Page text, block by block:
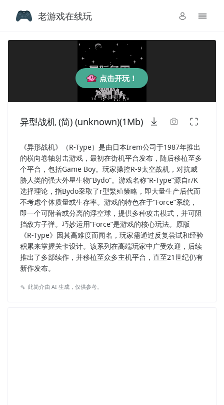
点击开玩！
异型战机 (简) (unknown)(1Mb)
《异形战机》（R-Type）是由日本Irem公司于1987年推出
的横向卷轴射击游戏，最初在街机平台发布，随后移植至多
个平台，包括Game Boy。玩家操控R-9太空战机，对抗威
胁人类的强大外星生物“Bydo”。游戏名称“R-Type”源自r/K
选择理论，指Bydo采取了r型繁殖策略，即大量生产后代而
不考虑个体质量或生存率。游戏的特色在于“Force”系统，
即一个可附着或分离的浮空球，提供多种攻击模式，并可阻
挡敌方子弹。巧妙运用“Force”是游戏的核心玩法。原版
《R-Type》因其高难度而闻名，玩家需通过反复尝试和经验
积累来掌握关卡设计。该系列在高端玩家中广受欢迎，后续
推出了多部续作，并移植至众多主机平台，直至21世纪仍有
新作发布。
此简介由 AI 生成，仅供参考。
老游戏在线玩